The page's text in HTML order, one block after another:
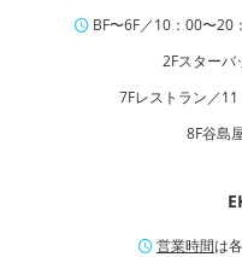
BF〜6F／10：00〜20
2Fスター
7Fレストラン／
8F谷島
営業時間は